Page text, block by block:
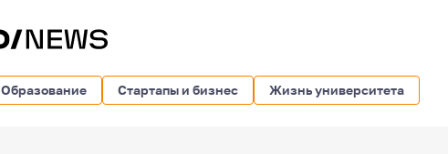
Образование Стартапы и бизнес Жизнь университета